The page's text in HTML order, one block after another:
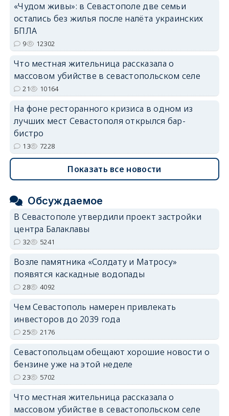
«Чудом живы»: в Севастополе две семьи
остались без жилья после налёта украинских
БПЛА
9 12302
Что местная жительница рассказала о
массовом убийстве в севастопольском селе
21 10164
На фоне ресторанного кризиса в одном из
лучших мест Севастополя открылся бар-
бистро
13 7228
Показать все новости
Обсуждаемое
В Севастополе утвердили проект застройки
центра Балаклавы
32 5241
Возле памятника «Солдату и Матросу»
появятся каскадные водопады
28 4092
Чем Севастополь намерен привлекать
инвесторов до 2039 года
25 2176
Севастопольцам обещают хорошие новости о
бензине уже на этой неделе
23 5702
Что местная жительница рассказала о
массовом убийстве в севастопольском селе